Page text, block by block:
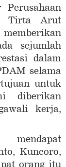
Tirta Arut
sejumlah
dalam
selama
untuk
diberikan
kerja,
Kuncoro,
orang itu